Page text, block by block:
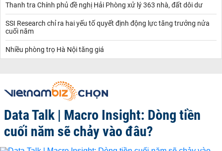
Thanh tra Chính phủ đề nghị Hải Phòng xử lý 363 nhà, đất dôi dư
SSI Research chỉ ra hai yếu tố quyết định động lực tăng trưởng nửa
cuối năm
Nhiều phòng trọ Hà Nội tăng giá
Data Talk | Macro Insight: Dòng tiền
cuối năm sẽ chảy vào đâu?